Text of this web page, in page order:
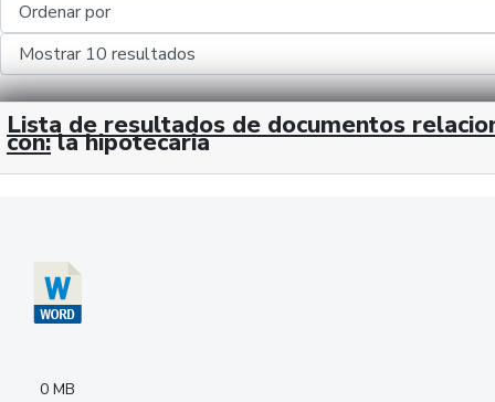
Lista de resultados de documentos
con: la hipotecaria
0 MB